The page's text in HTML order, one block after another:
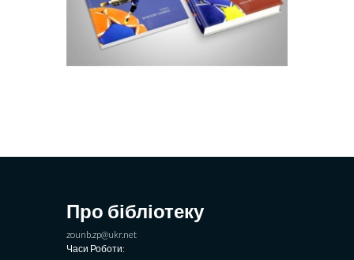
Про бібліотеку
zounb.zp@ukr.net
Часи Роботи: